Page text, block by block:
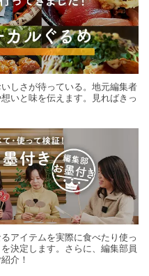
しさが待っている。地元編集者
いと味を伝えます。見ればきっ
アイテムを実際に食べたり使っ
決定します。さらに、編集部員
介！